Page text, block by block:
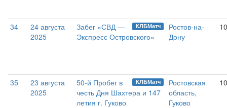
34
24 августа
2025
КЛБМатч
Забег «СВД —
Экспресс Островского»
Ростов-на-
Дону
35
23 августа
2025
КЛБМатч
50-й Пробег в
честь Дня Шахтера и 147
летия г. Гуково
Ростовская
область,
Гуково